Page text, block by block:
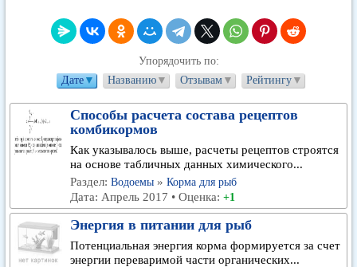
Упорядочить по:
Дате▼ Названию▼ Отзывам▼ Рейтингу▼
Способы расчета состава рецептов
комбикормов
Как указывалось выше, расчеты рецептов строятся
на основе табличных данных химического...
Раздел: Водоемы » Корма для рыб
Дата: Апрель 2017 • Оценка: +1
Энергия в питании для рыб
Потенциальная энергия корма формируется за счет
энергии переваримой части органических...